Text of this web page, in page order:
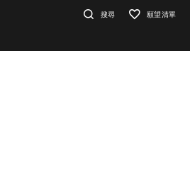
搜尋 願望清單